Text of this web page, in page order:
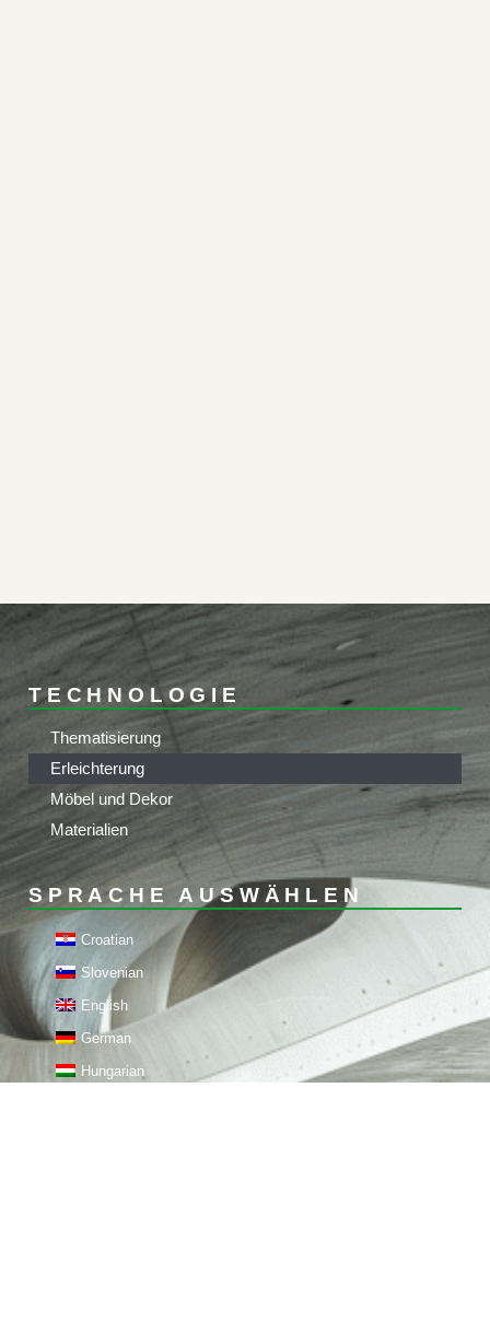
TECHNOLOGIE
Thematisierung
Erleichterung
Möbel und Dekor
Materialien
SPRACHE AUSWÄHLEN
Croatian
Slovenian
English
German
Hungarian